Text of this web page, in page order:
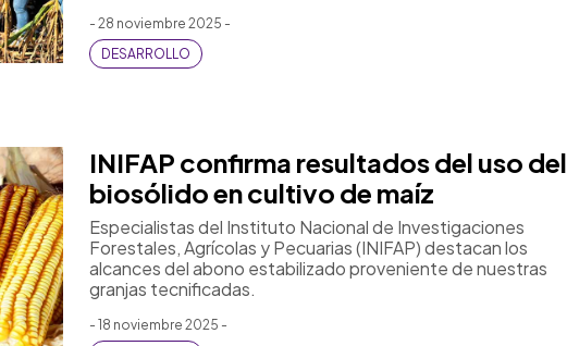
- 28 noviembre 2025 -
DESARROLLO
INIFAP confirma resultados del uso del
biosólido en cultivo de maíz
Especialistas del Instituto Nacional de Investigaciones
Forestales, Agrícolas y Pecuarias (INIFAP) destacan los
alcances del abono estabilizado proveniente de nuestras
granjas tecnificadas.
- 18 noviembre 2025 -